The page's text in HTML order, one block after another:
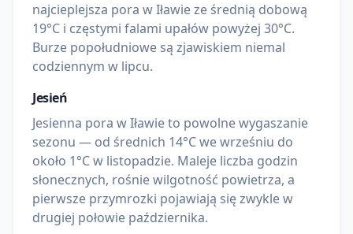
najcieplejsza pora w Iławie ze średnią dobową
19°C i częstymi falami upałów powyżej 30°C.
Burze popołudniowe są zjawiskiem niemal
codziennym w lipcu.
Jesień
Jesienna pora w Iławie to powolne wygaszanie
sezonu — od średnich 14°C we wrześniu do
około 1°C w listopadzie. Maleje liczba godzin
słonecznych, rośnie wilgotność powietrza, a
pierwsze przymrozki pojawiają się zwykle w
drugiej połowie października.